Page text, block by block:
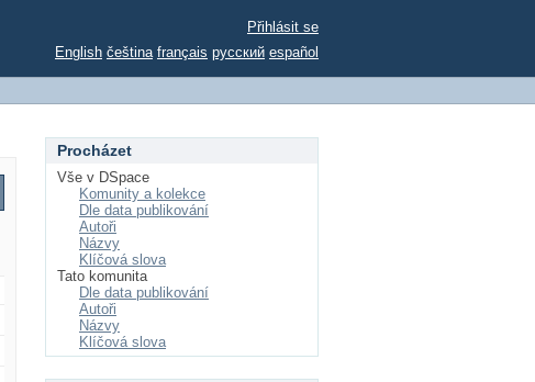
Přihlásit se
English čeština français русский español
Procházet
Vše v DSpace
Komunity a kolekce
Dle data publikování
Autoři
Názvy
Klíčová slova
Tato komunita
Dle data publikování
Autoři
Názvy
Klíčová slova